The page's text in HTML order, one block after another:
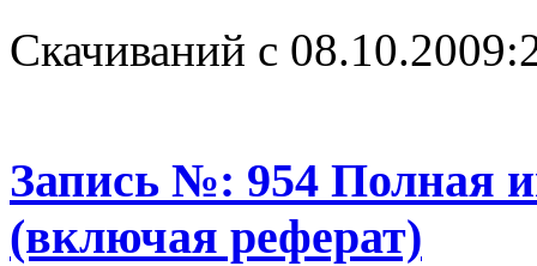
Cкачиваний с 08.10.2009:
Запись №: 954 Полная
(включая реферат)